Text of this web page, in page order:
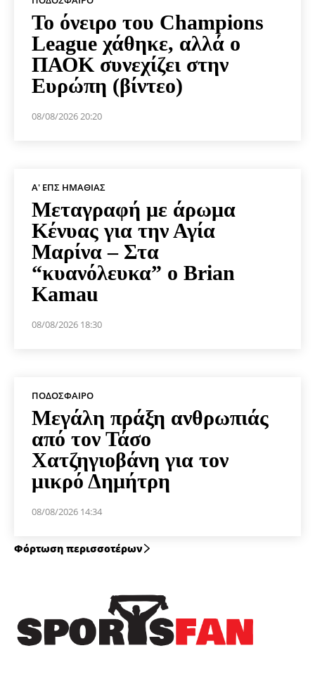
Το όνειρο του Champions
League χάθηκε, αλλά ο
ΠΑΟΚ συνεχίζει στην
Ευρώπη (βίντεο)
08/08/2026 20:20
Α' ΕΠΣ ΗΜΑΘΊΑΣ
Μεταγραφή με άρωμα
Κένυας για την Αγία
Μαρίνα – Στα
“κυανόλευκα” ο Brian
Kamau
08/08/2026 18:30
ΠΟΔΌΣΦΑΙΡΟ
Μεγάλη πράξη ανθρωπιάς
από τον Τάσο
Χατζηγιοβάνη για τον
μικρό Δημήτρη
08/08/2026 14:34
Φόρτωση περισσοτέρων